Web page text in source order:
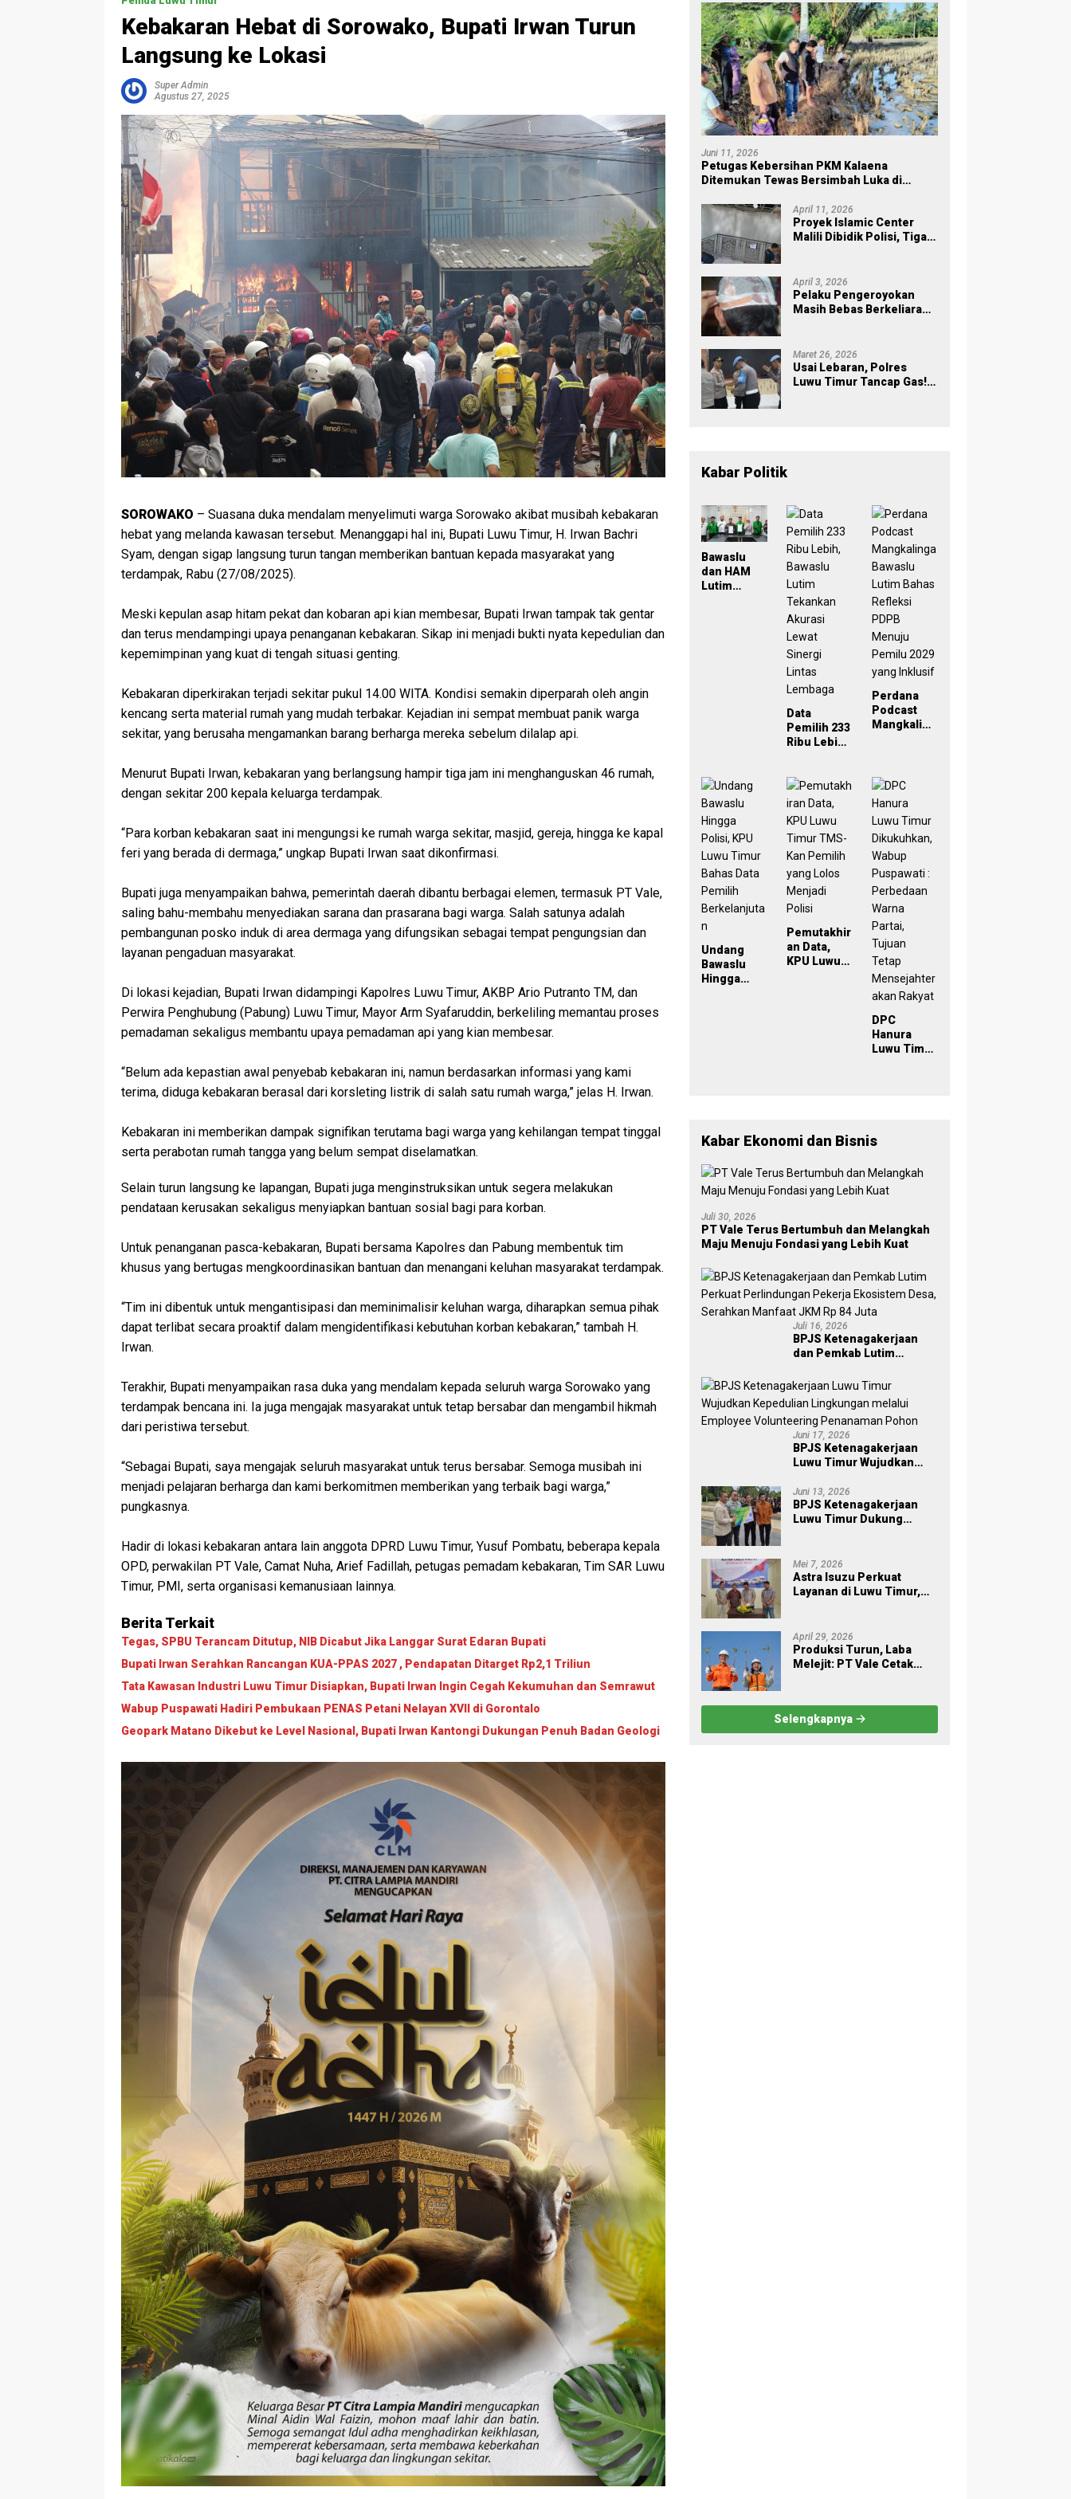
‎Kebakaran Hebat di Sorowako, Bupati Irwan Turun
Langsung ke Lokasi
Super Admin
Agustus 27, 2025
SOROWAKO – Suasana duka mendalam menyelimuti warga Sorowako akibat musibah kebakaran
hebat yang melanda kawasan tersebut. Menanggapi hal ini, Bupati Luwu Timur, H. Irwan Bachri
Syam, dengan sigap langsung turun tangan memberikan bantuan kepada masyarakat yang
terdampak, Rabu (27/08/2025).
‎Meski kepulan asap hitam pekat dan kobaran api kian membesar, Bupati Irwan tampak tak gentar
dan terus mendampingi upaya penanganan kebakaran. Sikap ini menjadi bukti nyata kepedulian dan
kepemimpinan yang kuat di tengah situasi genting.
‎Kebakaran diperkirakan terjadi sekitar pukul 14.00 WITA. Kondisi semakin diperparah oleh angin
kencang serta material rumah yang mudah terbakar. Kejadian ini sempat membuat panik warga
sekitar, yang berusaha mengamankan barang berharga mereka sebelum dilalap api.
‎Menurut Bupati Irwan, kebakaran yang berlangsung hampir tiga jam ini menghanguskan 46 rumah,
dengan sekitar 200 kepala keluarga terdampak.
‎“Para korban kebakaran saat ini mengungsi ke rumah warga sekitar, masjid, gereja, hingga ke kapal
feri yang berada di dermaga,” ungkap Bupati Irwan saat dikonfirmasi.
‎Bupati juga menyampaikan bahwa, pemerintah daerah dibantu berbagai elemen, termasuk PT Vale,
saling bahu-membahu menyediakan sarana dan prasarana bagi warga. Salah satunya adalah
pembangunan posko induk di area dermaga yang difungsikan sebagai tempat pengungsian dan
layanan pengaduan masyarakat.
‎Di lokasi kejadian, Bupati Irwan didampingi Kapolres Luwu Timur, AKBP Ario Putranto TM, dan
Perwira Penghubung (Pabung) Luwu Timur, Mayor Arm Syafaruddin, berkeliling memantau proses
pemadaman sekaligus membantu upaya pemadaman api yang kian membesar.
‎“Belum ada kepastian awal penyebab kebakaran ini, namun berdasarkan informasi yang kami
terima, diduga kebakaran berasal dari korsleting listrik di salah satu rumah warga,” jelas H. Irwan.
‎Kebakaran ini memberikan dampak signifikan terutama bagi warga yang kehilangan tempat tinggal
serta perabotan rumah tangga yang belum sempat diselamatkan.
Selain turun langsung ke lapangan, Bupati juga menginstruksikan untuk segera melakukan
pendataan kerusakan sekaligus menyiapkan bantuan sosial bagi para korban.
‎Untuk penanganan pasca-kebakaran, Bupati bersama Kapolres dan Pabung membentuk tim
khusus yang bertugas mengkoordinasikan bantuan dan menangani keluhan masyarakat terdampak.
‎“Tim ini dibentuk untuk mengantisipasi dan meminimalisir keluhan warga, diharapkan semua pihak
dapat terlibat secara proaktif dalam mengidentifikasi kebutuhan korban kebakaran,” tambah H.
Irwan.
‎Terakhir, Bupati menyampaikan rasa duka yang mendalam kepada seluruh warga Sorowako yang
terdampak bencana ini. Ia juga mengajak masyarakat untuk tetap bersabar dan mengambil hikmah
dari peristiwa tersebut.
‎“Sebagai Bupati, saya mengajak seluruh masyarakat untuk terus bersabar. Semoga musibah ini
menjadi pelajaran berharga dan kami berkomitmen memberikan yang terbaik bagi warga,”
pungkasnya.
‎Hadir di lokasi kebakaran antara lain anggota DPRD Luwu Timur, Yusuf Pombatu, beberapa kepala
OPD, perwakilan PT Vale, Camat Nuha, Arief Fadillah, petugas pemadam kebakaran, Tim SAR Luwu
Timur, PMI, serta organisasi kemanusiaan lainnya.
Berita Terkait
Tegas, SPBU Terancam Ditutup, NIB Dicabut Jika Langgar Surat Edaran Bupati
Bupati Irwan Serahkan Rancangan KUA-PPAS 2027 , Pendapatan Ditarget Rp2,1 Triliun
Tata Kawasan Industri Luwu Timur Disiapkan, Bupati Irwan Ingin Cegah Kekumuhan dan Semrawut
Wabup Puspawati Hadiri Pembukaan PENAS Petani Nelayan XVII di Gorontalo
Geopark Matano Dikebut ke Level Nasional, Bupati Irwan Kantongi Dukungan Penuh Badan Geologi
Juni 11, 2026
Petugas Kebersihan PKM Kalaena
Ditemukan Tewas Bersimbah Luka di
April 11, 2026
Proyek Islamic Center
Malili Dibidik Polisi, Tiga
April 3, 2026
Pelaku Pengeroyokan
Masih Bebas Berkeliaran,
Mandek
Maret 26, 2026
Usai Lebaran, Polres
Luwu Timur Tancap Gas!
Kabar Politik
Bawaslu
dan HAM
Lutim
Data
Pemilih 233
Ribu Lebih,
Tekankan
Akurasi
Lewat
Sinergi
Lintas
Lembaga
Perdana
Podcast
Mangkaling
Refleksi
PDPB
Menuju
Pemilu
2029 yang
Inklusif
Undang
Bawaslu
Hingga
Pemutakhir
an Data,
KPU Luwu
DPC
Hanura
Luwu Timur
Tujuan
Mensejaht
erakan
Kabar Ekonomi dan Bisnis
Juli 30, 2026
PT Vale Terus Bertumbuh dan Melangkah
Maju Menuju Fondasi yang Lebih Kuat
Juli 16, 2026
BPJS Ketenagakerjaan
dan Pemkab Lutim
Pekerja Ekosistem Desa,
Serahkan Manfaat JKM Rp
84 Juta
Juni 17, 2026
BPJS Ketenagakerjaan
Luwu Timur Wujudkan
melalui Employee
Volunteering Penanaman
Pohon
Juni 13, 2026
BPJS Ketenagakerjaan
Luwu Timur Dukung
Mei 7, 2026
Astra Isuzu Perkuat
Layanan di Luwu Timur,
Nasional
April 29, 2026
Produksi Turun, Laba
Melejit: PT Vale Cetak
Selengkapnya